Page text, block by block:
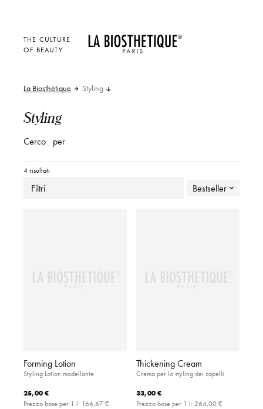
THE CULTURE
OF BEAUTY
La Biosthétique Styling
Styling
Cerco per
4 risultati
Filtri Bestseller
Forming Lotion
Styling Lotion modellante
25,00 €
Prezzo base per 1 l: 166,67 €
Thickening Cream
Crema per lo styling dei capelli
33,00 €
Prezzo base per 1 l: 264,00 €